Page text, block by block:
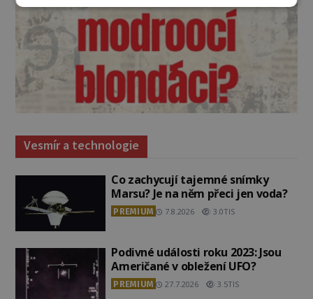
Vesmír a technologie
Co zachycují tajemné snímky
Marsu? Je na něm přeci jen voda?
PREMIUM 7.8.2026 3.0TIS
Podivné události roku 2023: Jsou
Američané v obležení UFO?
PREMIUM 27.7.2026 3.5TIS